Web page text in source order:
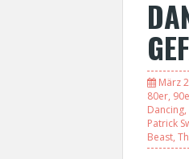
März
80er,
Dancing,
Patrick
Beast,